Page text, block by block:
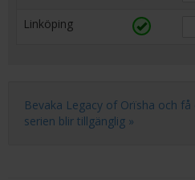
Linköping
Bevaka Legacy of Orïsha och
serien blir tillgänglig »